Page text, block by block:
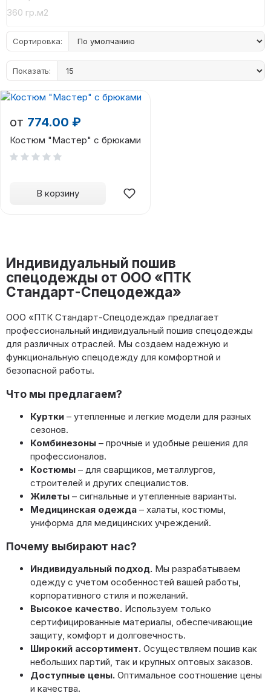
360 гр.м2
Сортировка:
Показать:
от 774.00 ₽
Костюм "Мастер" с брюками
В корзину
Индивидуальный пошив
спецодежды от ООО «ПТК
Стандарт-Спецодежда»
ООО «ПТК Стандарт-Спецодежда» предлагает
профессиональный индивидуальный пошив спецодежды
для различных отраслей. Мы создаем надежную и
функциональную спецодежду для комфортной и
безопасной работы.
Что мы предлагаем?
Куртки – утепленные и легкие модели для разных
сезонов.
Комбинезоны – прочные и удобные решения для
профессионалов.
Костюмы – для сварщиков, металлургов,
строителей и других специалистов.
Жилеты – сигнальные и утепленные варианты.
Медицинская одежда – халаты, костюмы,
униформа для медицинских учреждений.
Почему выбирают нас?
Индивидуальный подход. Мы разрабатываем
одежду с учетом особенностей вашей работы,
корпоративного стиля и пожеланий.
Высокое качество. Используем только
сертифицированные материалы, обеспечивающие
защиту, комфорт и долговечность.
Широкий ассортимент. Осуществляем пошив как
небольших партий, так и крупных оптовых заказов.
Доступные цены. Оптимальное соотношение цены
и качества.